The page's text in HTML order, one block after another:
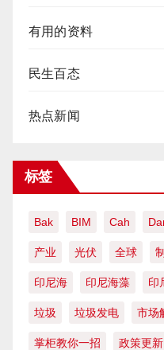
有用的资料
民生百态
热点新闻
标签
Bak BIM Cah
产业 光伏 全球
印尼海 印尼海藻 印
垃圾 垃圾发电 市场
掌柜教你一招 政策更新